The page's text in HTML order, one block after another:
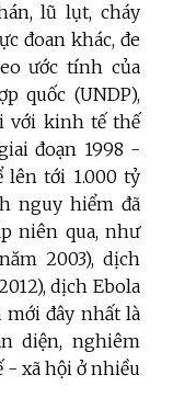
lũ lụt, cháy
đoan khác, đe
ước tính của
quốc (UNDP),
với kinh tế thế
đoạn 1998 -
lên tới 1.000 tỷ
nguy hiểm đã
niên qua, như
2003), dịch
dịch Ebola
mới đây nhất là
diện, nghiêm
- xã hội ở nhiều